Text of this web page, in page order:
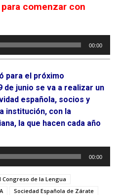
comenzar con
00:00
para el próximo
de junio se va a realizar un
española, socios y
institución, con la
la que hacen cada año
00:00
de la Lengua
Sociedad Española de Zárate